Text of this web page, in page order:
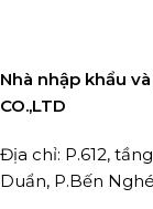
Nhà nhập khẩu
CO.,LTD
Địa chỉ: P.612,
Duẩn, P.Bến